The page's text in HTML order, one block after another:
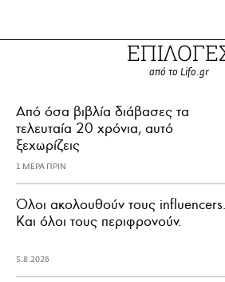
από το Lifo.gr
Από όσα βιβλία διάβασες τα
τελευταία 20 χρόνια, αυτό
ξεχωρίζεις
1 ΜΕΡΑ ΠΡΙΝ
Όλοι ακολουθούν τους influencers.
Και όλοι τους περιφρονούν.
5.8.2026